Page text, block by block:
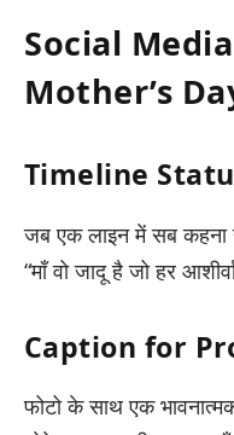
Social
Mother’s
Timeline
जब एक लाइन में सब कहना
“माँ वो जादू है जो हर
Caption for
फोटो के साथ एक